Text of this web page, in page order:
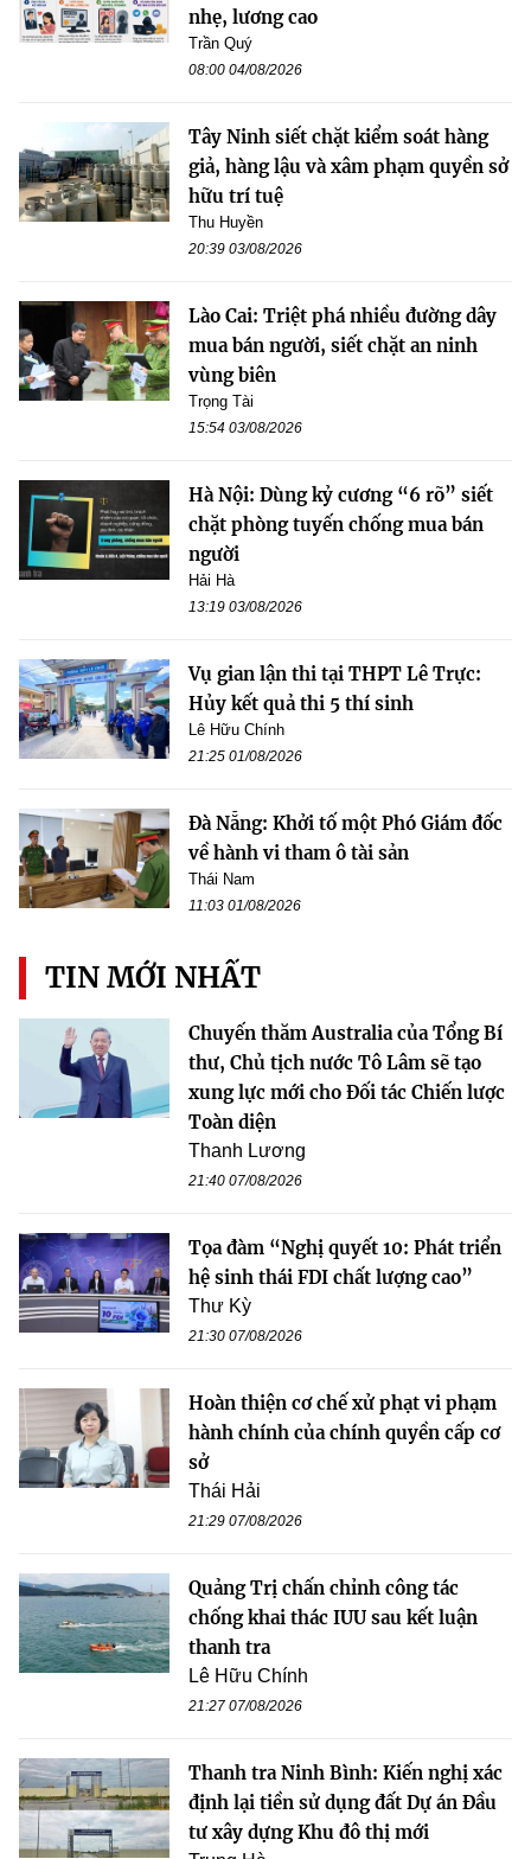
nhẹ, lương cao
Trần Quý
08:00 04/08/2026
Tây Ninh siết chặt kiểm soát hàng
giả, hàng lậu và xâm phạm quyền sở
hữu trí tuệ
Thu Huyền
20:39 03/08/2026
Lào Cai: Triệt phá nhiều đường dây
mua bán người, siết chặt an ninh
vùng biên
Trọng Tài
15:54 03/08/2026
Hà Nội: Dùng kỷ cương “6 rõ” siết
chặt phòng tuyến chống mua bán
người
Hải Hà
13:19 03/08/2026
Vụ gian lận thi tại THPT Lê Trực:
Hủy kết quả thi 5 thí sinh
Lê Hữu Chính
21:25 01/08/2026
Đà Nẵng: Khởi tố một Phó Giám đốc
về hành vi tham ô tài sản
Thái Nam
11:03 01/08/2026
TIN MỚI NHẤT
Chuyến thăm Australia của Tổng Bí
thư, Chủ tịch nước Tô Lâm sẽ tạo
xung lực mới cho Đối tác Chiến lược
Toàn diện
Thanh Lương
21:40 07/08/2026
Tọa đàm “Nghị quyết 10: Phát triển
hệ sinh thái FDI chất lượng cao”
Thư Kỳ
21:30 07/08/2026
Hoàn thiện cơ chế xử phạt vi phạm
hành chính của chính quyền cấp cơ
sở
Thái Hải
21:29 07/08/2026
Quảng Trị chấn chỉnh công tác
chống khai thác IUU sau kết luận
thanh tra
Lê Hữu Chính
21:27 07/08/2026
Thanh tra Ninh Bình: Kiến nghị xác
định lại tiền sử dụng đất Dự án Đầu
tư xây dựng Khu đô thị mới